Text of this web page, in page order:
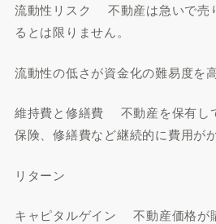
流動性リスク 不動産は急いで売
るとは限りません。
流動性の低さが資金化の難易度を
維持費と修繕費 不動産を保有し
保険、修繕費など継続的に費用が
リターン
キャピタルゲイン 不動産価格が